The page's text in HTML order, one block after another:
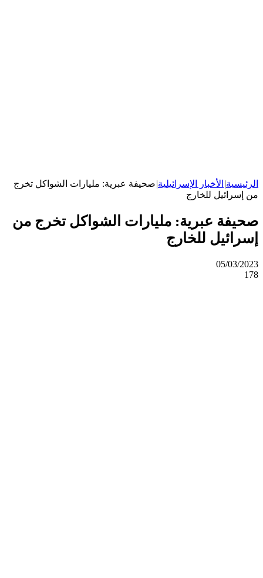
الرئيسية| الأخبار الإسرائيلية|صحيفة عبرية: مليارات الشواكل تخرج
من إسرائيل للخارج
صحيفة عبرية: مليارات الشواكل تخرج من
إسرائيل للخارج
05/03/2023
178